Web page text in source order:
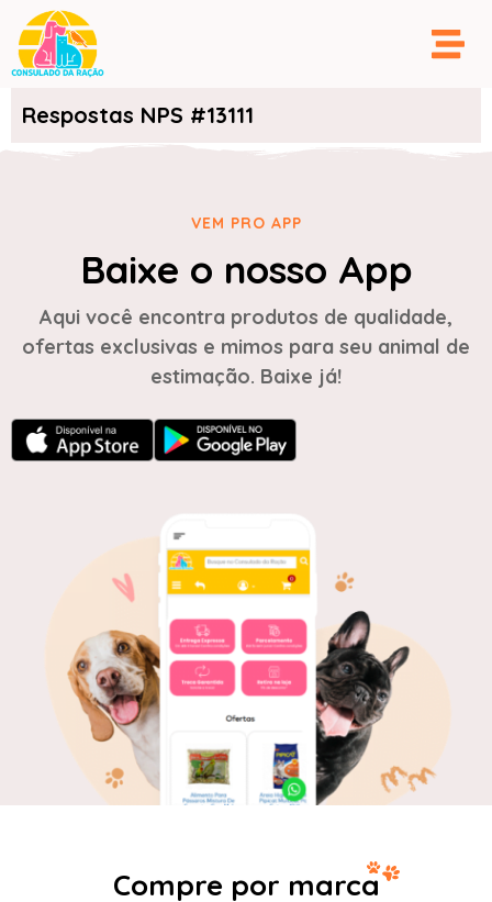
Respostas NPS #13111
VEM PRO APP
Baixe o nosso App
Aqui você encontra produtos de qualidade,
ofertas exclusivas e mimos para seu animal de
estimação. Baixe já!
Compre por marca